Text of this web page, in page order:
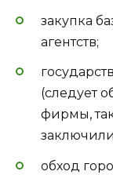
закупка
агентств;
(следует
фирмы,
обход